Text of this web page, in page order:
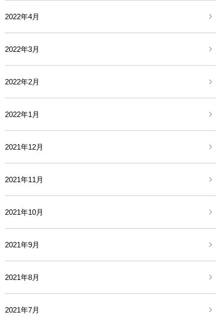
2022年4月
2022年3月
2022年2月
2022年1月
2021年12月
2021年11月
2021年10月
2021年9月
2021年8月
2021年7月